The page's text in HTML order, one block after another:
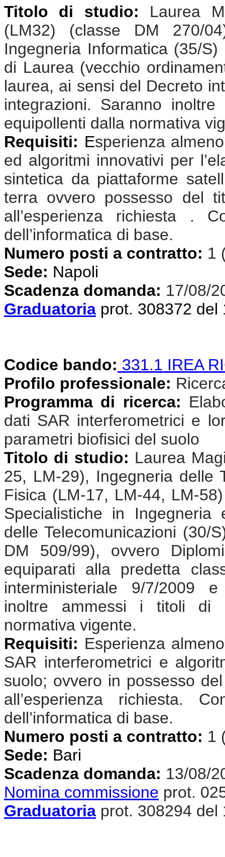
Titolo di studio:
Laurea
(LM32) (classe DM 270/
Ingegneria Informatica (35/
di Laurea (vecchio
laurea, ai sensi del Decreto
integrazioni. Saranno
equipollenti dalla normativa
Requisiti: Esperienza
ed algoritmi innovativi per
sintetica da piattaforme
terra ovvero possesso del
all’esperienza richiesta .
dell’informatica di base.
Numero posti a contratto: 1
Sede: Napoli
Scadenza domanda: 17/08/
Graduatoria prot. 308372 del
Codice bando: 331.1 IREA
Profilo professionale:
Programma di ricerca:
dati SAR interferometrici e
parametri biofisici del suolo
Titolo di studio: Laurea
25, LM-29), Ingegneria delle
Fisica (LM-17, LM-44, LM-
Specialistiche in Ingegneria
delle Telecomunicazioni (30/
DM 509/99), ovvero
equiparati alla predetta
interministeriale 9/7/2009
inoltre ammessi i titoli di
normativa vigente.
Requisiti: Esperienza
SAR interferometrici e
suolo; ovvero in possesso
all’esperienza richiesta.
dell’informatica di base.
Numero posti a contratto: 1
Sede: Bari
Scadenza domanda: 13/08/
Nomina commissione prot.
Graduatoria prot. 308294 del